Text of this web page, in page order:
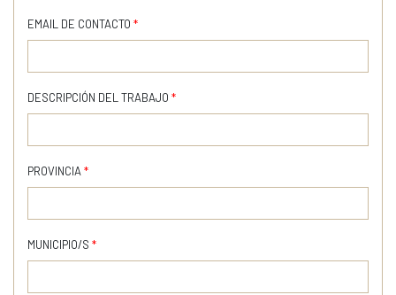
EMAIL DE CONTACTO *
DESCRIPCIÓN DEL TRABAJO *
PROVINCIA *
MUNICIPIO/S *